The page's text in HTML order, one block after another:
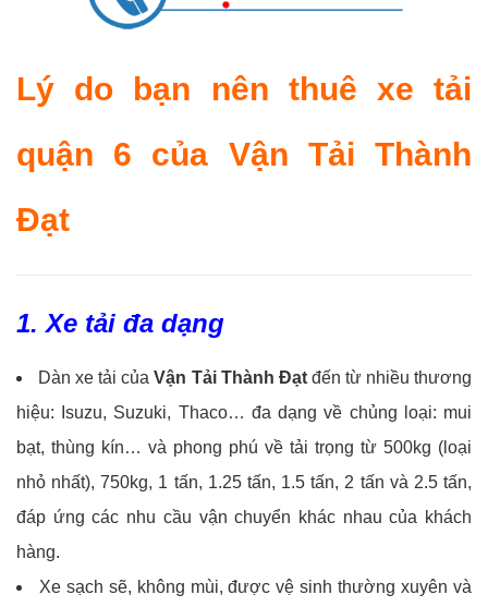
Lý do bạn nên thuê xe tải
quận 6 của Vận Tải Thành
Đạt
1. Xe tải đa dạng
Dàn xe tải củaVận Tải Thành Đạtđến từ nhiều thương
hiệu: Isuzu, Suzuki, Thaco… đa dạng về chủng loại: mui
bạt, thùng kín… và phong phú về tải trọng từ 500kg (loại
nhỏ nhất), 750kg, 1 tấn, 1.25 tấn, 1.5 tấn, 2 tấn và 2.5 tấn,
đáp ứng các nhu cầu vận chuyển khác nhau của khách
hàng.
Xe sạch sẽ, không mùi, được vệ sinh thường xuyên và